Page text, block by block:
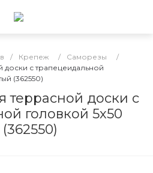
/ Крепеж / Саморезы
/
с трапецеидальной
(362550)
террасной доски с
головкой 5х50